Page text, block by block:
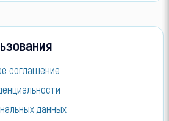
соглашение
данных